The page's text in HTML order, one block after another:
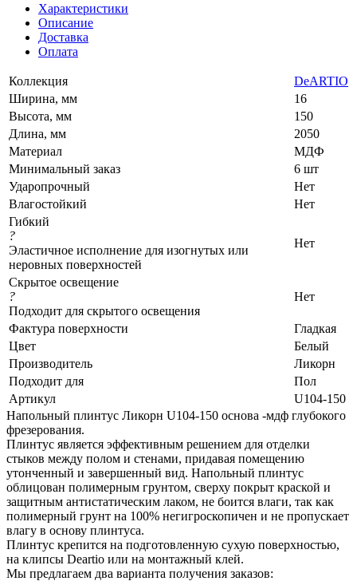
Характеристики
Описание
Доставка
Оплата
Коллекция
DeARTIO
Ширина, мм
16
Высота, мм
150
Длина, мм
2050
Материал
МДФ
Минимальный заказ
6 шт
Ударопрочный
Нет
Влагостойкий
Нет
Гибкий
?
Эластичное исполнение для изогнутых или
неровных поверхностей
Нет
Скрытое освещение
?
Подходит для скрытого освещения
Нет
Фактура поверхности
Гладкая
Цвет
Белый
Производитель
Ликорн
Подходит для
Пол
Артикул
U104-150
Напольный плинтус Ликорн U104-150 основа -мдф глубокого
фрезерования.
Плинтус является эффективным решением для отделки
стыков между полом и стенами, придавая помещению
утонченный и завершенный вид. Напольный плинтус
облицован полимерным грунтом, сверху покрыт краской и
защитным антистатическим лаком, не боится влаги, так как
полимерный грунт на 100% негигроскопичен и не пропускает
влагу в основу плинтуса.
Плинтус крепится на подготовленную сухую поверхностью,
на клипсы Deartio или на монтажный клей.
Мы предлагаем два варианта получения заказов: